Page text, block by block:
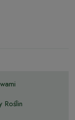
Roślin